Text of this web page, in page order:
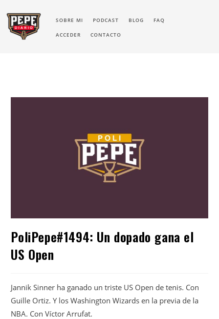
SOBRE MI PODCAST BLOG FAQ
ACCEDER CONTACTO
PoliPepe#1494: Un dopado gana el
US Open
Jannik Sinner ha ganado un triste US Open de tenis. Con
Guille Ortiz. Y los Washington Wizards en la previa de la
NBA. Con Víctor Arrufat.